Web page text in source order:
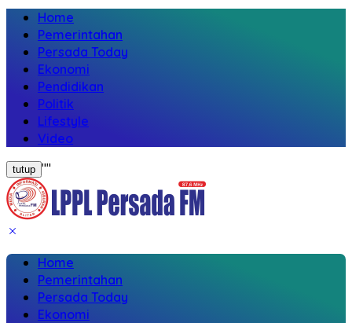
Home
Pemerintahan
Persada Today
Ekonomi
Pendidikan
Politik
Lifestyle
Video
tutup ""
Home
Pemerintahan
Persada Today
Ekonomi